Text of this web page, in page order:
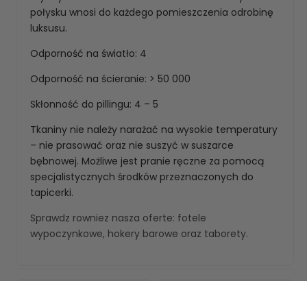
połysku wnosi do każdego pomieszczenia odrobinę
luksusu.
Odporność na światło: 4
Odporność na ścieranie: > 50 000
Skłonność do pillingu: 4 – 5
Tkaniny nie należy narażać na wysokie temperatury
– nie prasować oraz nie suszyć w suszarce
bębnowej. Możliwe jest pranie ręczne za pomocą
specjalistycznych środków przeznaczonych do
tapicerki.
Sprawdz rowniez nasza oferte: fotele
wypoczynkowe, hokery barowe oraz taborety.